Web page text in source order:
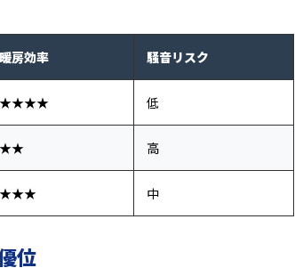
房効率 騒音リスク
低
高
中
位